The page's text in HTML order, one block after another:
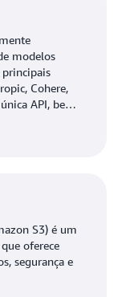
falando de
e
essas
Walter
aos
rede, pode
no caso de
para outros
modelos
principais
Cohere,
API, bem
o
S3) é um
oferece
segurança e